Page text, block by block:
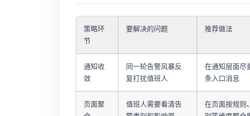
策略环
节
要解决的问题 推荐做法
通知收
敛
同一轮告警风暴反
复打扰值班人
在通知层面尽
条入口消息
页面聚
值班人需要看清告
在页面按规则